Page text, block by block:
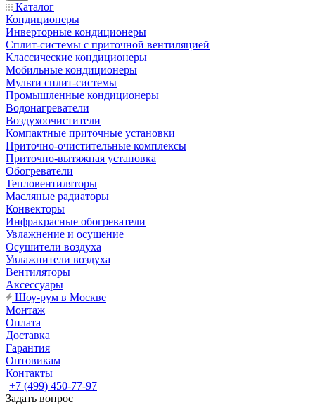
Каталог
Кондиционеры
Инверторные кондиционеры
Сплит-системы с приточной вентиляцией
Классические кондиционеры
Мобильные кондиционеры
Мульти сплит-системы
Промышленные кондиционеры
Водонагреватели
Воздухоочистители
Компактные приточные установки
Приточно-очистительные комплексы
Приточно-вытяжная установка
Обогреватели
Тепловентиляторы
Масляные радиаторы
Конвекторы
Инфракрасные обогреватели
Увлажнение и осушение
Осушители воздуха
Увлажнители воздуха
Вентиляторы
Аксессуары
Шоу-рум в Москве
Монтаж
Оплата
Доставка
Гарантия
Оптовикам
Контакты
+7 (499) 450-77-97
Задать вопрос